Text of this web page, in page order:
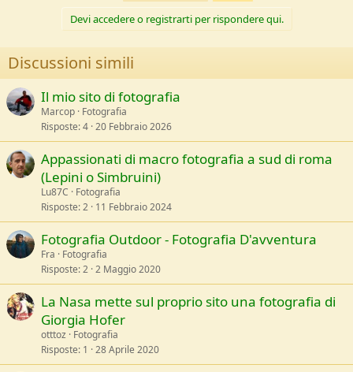
Devi accedere o registrarti per rispondere qui.
Discussioni simili
Il mio sito di fotografia
Marcop Fotografia
Risposte 4 20 Febbraio 2026
Appassionati di macro fotografia a sud di roma
(Lepini o Simbruini)
Lu87C
Fotografia
Risposte 2 11 Febbraio 2024
Fotografia Outdoor - Fotografia D'avventura
Fra
Fotografia
Risposte 2 2 Maggio 2020
La Nasa mette sul proprio sito una fotografia di
Giorgia Hofer
otttoz
Fotografia
Risposte 1 28 Aprile 2020